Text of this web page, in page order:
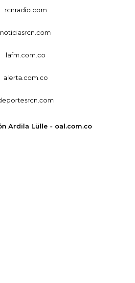
rcnradio.com
noticiasrcn.com
lafm.com.co
alerta.com.co
Ardila Lülle - oal.com.co